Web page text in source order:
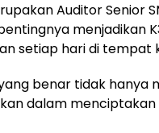
Auditor Senior
menjadikan
setiap hari di tempat
benar tidak hanya
dalam